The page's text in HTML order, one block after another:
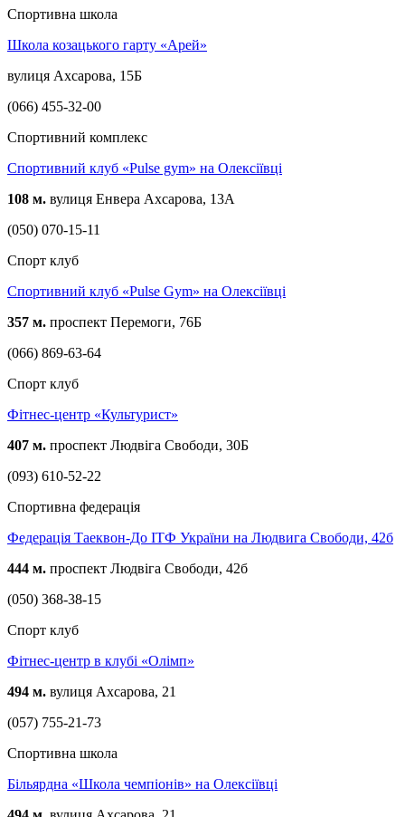
Спортивна школа
Школа козацького гарту «Арей»
вулиця Ахсарова, 15Б
(066) 455-32-00
Спортивний комплекс
Спортивний клуб «Pulse gym» на Олексіївці
108 м. вулиця Енвера Ахсарова, 13А
(050) 070-15-11
Спорт клуб
Спортивний клуб «Pulse Gym» на Олексіївці
357 м. проспект Перемоги, 76Б
(066) 869-63-64
Спорт клуб
Фітнес-центр «Культурист»
407 м. проспект Людвіга Свободи, 30Б
(093) 610-52-22
Спортивна федерація
Федерація Таеквон-До ІТФ України на Людвига Свободи, 42б
444 м. проспект Людвіга Свободи, 42б
(050) 368-38-15
Спорт клуб
Фітнес-центр в клубі «Олімп»
494 м. вулиця Ахсарова, 21
(057) 755-21-73
Спортивна школа
Більярдна «Школа чемпіонів» на Олексіївці